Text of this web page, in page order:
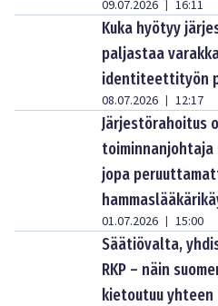
09.07.2026 | 16:11
Kuka hyötyy
paljastaa
identiteettityön
08.07.2026 | 12:17
Järjestörahoitus
jopa
01.07.2026 | 15:00
Säätiövalta,
RKP – näin
kietoutuu yhteen